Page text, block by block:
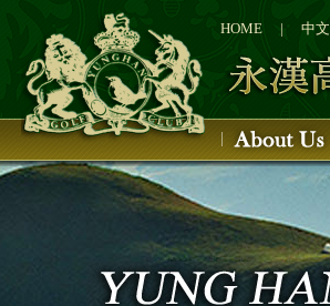
HOME | 中文